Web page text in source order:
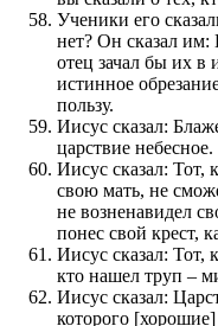
Ученики его
нет? Он сказал
отец зачал бы их в
истинное
пользу.
Иисус сказал:
царствие небесное.
Иисус сказал: Тот,
свою мать, не
не возненавидел
понес свой крест,
Иисус сказал: Тот,
кто нашел труп –
Иисус сказал:
которого